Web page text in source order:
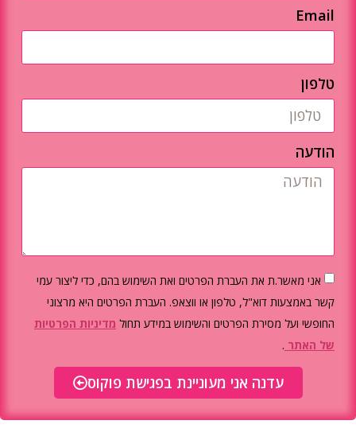
Email
טלפון
הודעה
אני מאשר.ת את העברת הפרטים ואת השימוש בהם, כדי ליצור עמי
קשר באמצעות דוא"ל, טלפון או ווצאפ. העברת הפרטים היא מרצוני
החופשי ועל מסירת הפרטים והשימוש במידע תחול מדיניות הפרטיות
של האתר .
עדנה אני מעוניינת בפגישת פוקוס